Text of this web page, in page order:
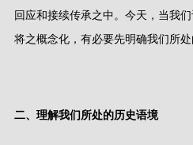
回应和接续传承之中。今天，当我
将之概念化，有必要先明确我们所处
二、理解我们所处的历史语境